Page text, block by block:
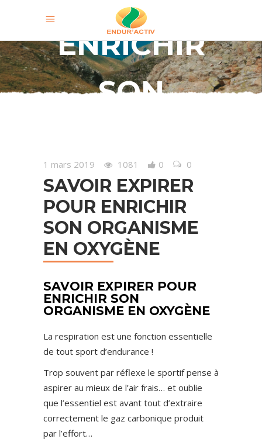
ENRICHIR
SON
EN
OXYGÈNE
1 mars 2019 1081 0 0
SAVOIR EXPIRER
POUR ENRICHIR
SON ORGANISME
EN OXYGÈNE
SAVOIR EXPIRER POUR
ENRICHIR SON
ORGANISME EN OXYGÈNE
La respiration est une fonction essentielle
de tout sport d’endurance !
Trop souvent par réflexe le sportif pense à
aspirer au mieux de l’air frais… et oublie
que l’essentiel est avant tout d’extraire
correctement le gaz carbonique produit
par l’effort…